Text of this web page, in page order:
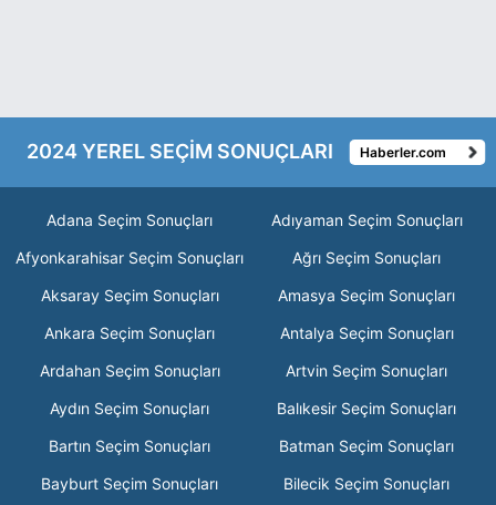
2024 YEREL SEÇİM SONUÇLARI Haberler.com
Adana Seçim Sonuçları
Adıyaman Seçim Sonuçları
Afyonkarahisar Seçim Sonuçları
Ağrı Seçim Sonuçları
Aksaray Seçim Sonuçları
Amasya Seçim Sonuçları
Ankara Seçim Sonuçları
Antalya Seçim Sonuçları
Ardahan Seçim Sonuçları
Artvin Seçim Sonuçları
Aydın Seçim Sonuçları
Balıkesir Seçim Sonuçları
Bartın Seçim Sonuçları
Batman Seçim Sonuçları
Bayburt Seçim Sonuçları
Bilecik Seçim Sonuçları